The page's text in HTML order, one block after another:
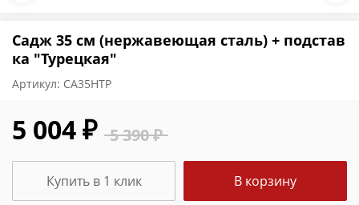
Садж 35 см (нержaвеющая сталь) + подстав
ка "Турецкая"
Артикул: СА35НТР
5 390 ₽
5 004 ₽
В корзину
Купить в 1 клик